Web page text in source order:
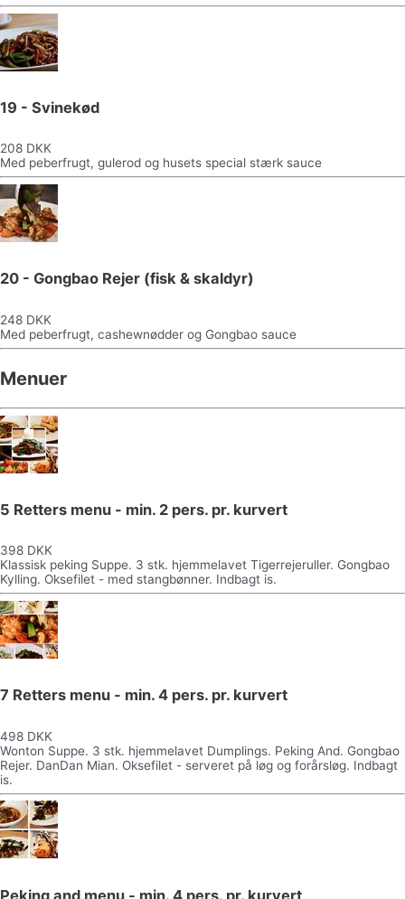
19 - Svinekød
208 DKK
Med peberfrugt, gulerod og husets special stærk sauce
20 - Gongbao Rejer (fisk & skaldyr)
248 DKK
Med peberfrugt, cashewnødder og Gongbao sauce
Menuer
5 Retters menu - min. 2 pers. pr. kurvert
398 DKK
Klassisk peking Suppe. 3 stk. hjemmelavet Tigerrejeruller. Gongbao
Kylling. Oksefilet - med stangbønner. Indbagt is.
7 Retters menu - min. 4 pers. pr. kurvert
498 DKK
Wonton Suppe. 3 stk. hjemmelavet Dumplings. Peking And. Gongbao
Rejer. DanDan Mian. Oksefilet - serveret på løg og forårsløg. Indbagt
is.
Peking and menu - min. 4 pers. pr. kurvert